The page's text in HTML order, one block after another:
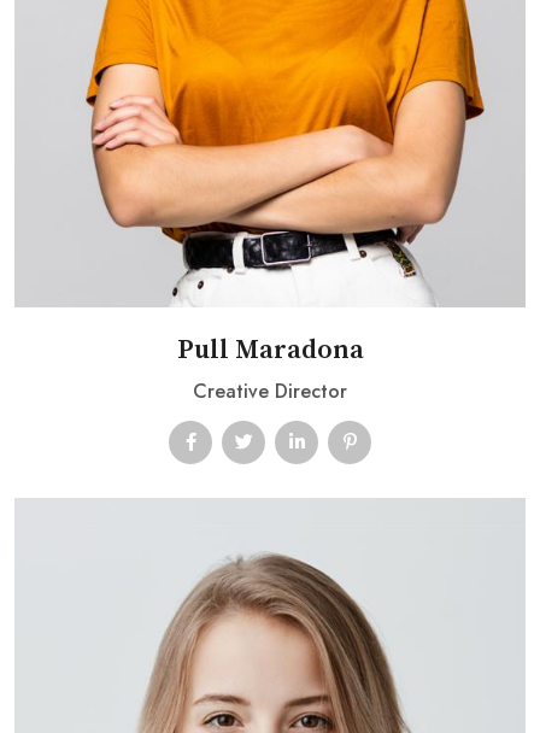
Pull Maradona
Creative Director